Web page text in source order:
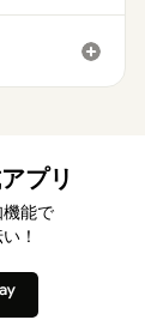
プリ
能で
！